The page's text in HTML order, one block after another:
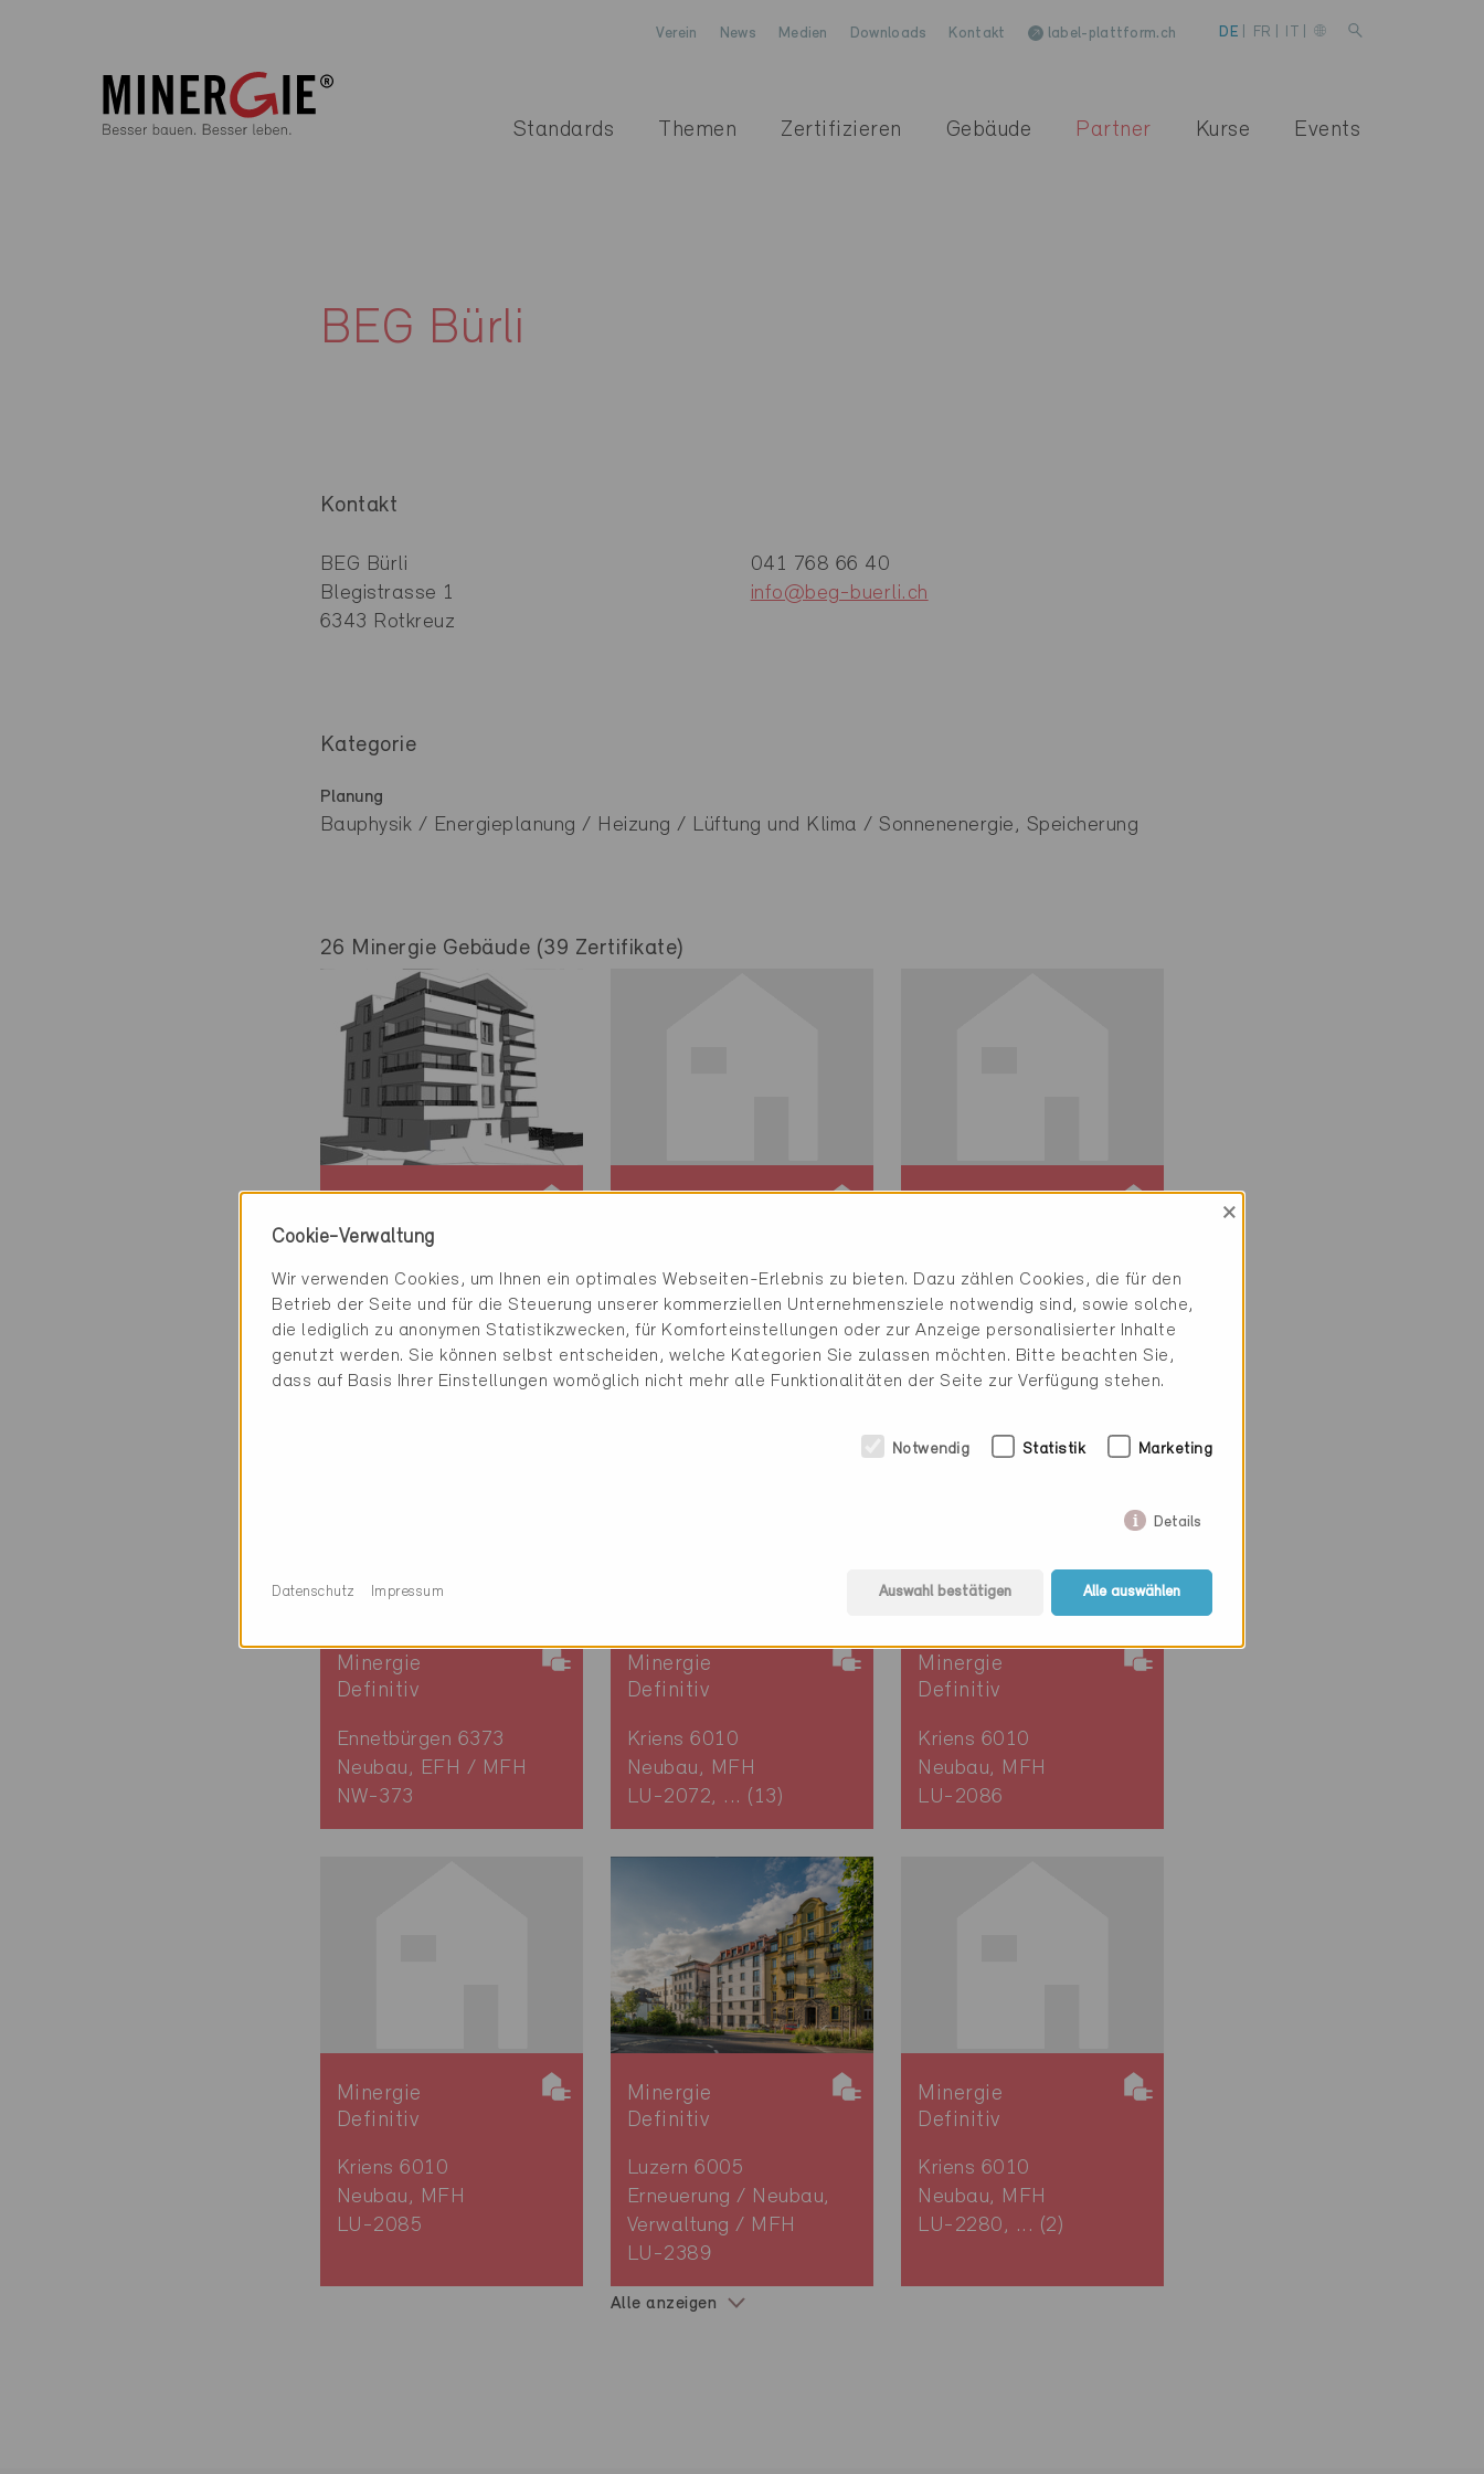
Verein News Medien Downloads Kontakt label-plattform.ch DE FR
Standards Themen Zertifizieren Gebäude Partner Kurse Events
BEG Bürli
Kontakt
BEG Bürli
Blegistrasse 1
6343 Rotkreuz
041 768 66 40
info@beg-buerli.ch
Kategorie
Planung
Bauphysik / Energieplanung / Heizung / Lüftung und Klima / Sonnenenergie, Speicherung
26 Minergie Gebäude (39 Zertifikate)
Definitiv
Buochs 6374
Neubau, MFH
NW-012-A
Küssnacht 6403
Neubau, Verwaltung /
Lager
SZ-1078
Ennetbürgen 6373
Neubau, EFH
NW-345
Minergie
Definitiv
Ennetbürgen 6373
Neubau, EFH / MFH
NW-373
Minergie
Definitiv
Kriens 6010
Neubau, MFH
LU-2072, ... (13)
Minergie
Definitiv
Kriens 6010
Neubau, MFH
LU-2086
Minergie
Definitiv
Kriens 6010
Neubau, MFH
LU-2085
Minergie
Definitiv
Luzern 6005
Erneuerung / Neubau,
Verwaltung / MFH
LU-2389
Minergie
Definitiv
Kriens 6010
Neubau, MFH
LU-2280, ... (2)
Alle anzeigen
Cookie-Verwaltung
×
Wir verwenden Cookies, um Ihnen ein optimales Webseiten-Erlebnis zu bieten. Dazu zählen Cookies, die für den
Betrieb der Seite und für die Steuerung unserer kommerziellen Unternehmensziele notwendig sind, sowie solche,
die lediglich zu anonymen Statistikzwecken, für Komforteinstellungen oder zur Anzeige personalisierter Inhalte
genutzt werden. Sie können selbst entscheiden, welche Kategorien Sie zulassen möchten. Bitte beachten Sie,
dass auf Basis Ihrer Einstellungen womöglich nicht mehr alle Funktionalitäten der Seite zur Verfügung stehen.
Notwendig Statistik Marketing
Details
Auswahl bestätigen Alle auswählen
Datenschutz Impressum